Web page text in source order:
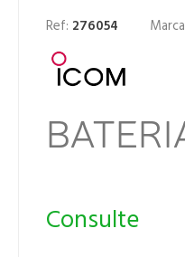
Ref: 276054
Consulte